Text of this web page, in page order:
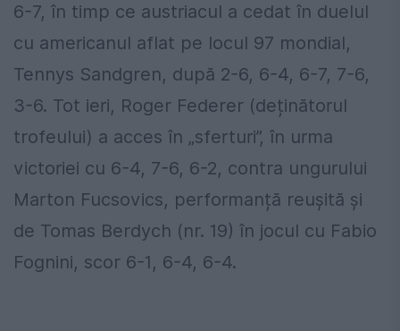
6-7, în timp ce austriacul a cedat în duelul
cu americanul aflat pe locul 97 mondial,
Tennys Sandgren, după 2-6, 6-4, 6-7, 7-6,
3-6. Tot ieri, Roger Federer (deținătorul
trofeului) a acces în „sferturi”, în urma
victoriei cu 6-4, 7-6, 6-2, contra ungurului
Marton Fucsovics, performanță reușită și
de Tomas Berdych (nr. 19) în jocul cu Fabio
Fognini, scor 6-1, 6-4, 6-4.